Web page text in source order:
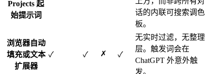
Projects 起
始提示词
话的内联可搜索调色
板。
浏览器自动
填充或文本
扩展器
✓ ✓ ✗ ✓
无实时过滤，无整理
层。触发词会在
ChatGPT 外意外触
发。